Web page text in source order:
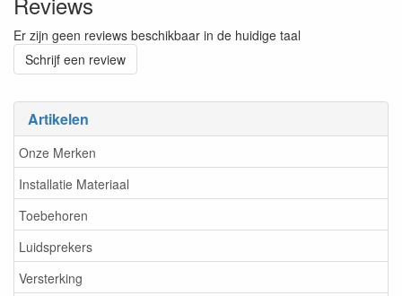
Artikelen
Onze Merken
Installatie Materiaal
Toebehoren
Luidsprekers
Versterking
Er zijn geen reviews beschikbaar in de huidige taal
Schrijf een review